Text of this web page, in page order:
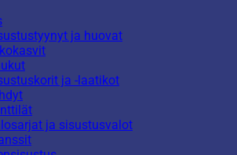
ja huovat
ja -laatikot
ja sisustusvalot